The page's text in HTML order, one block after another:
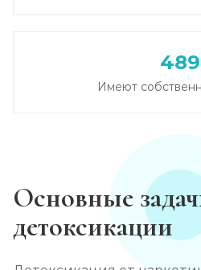
489
Имеют
Основные
детоксикации